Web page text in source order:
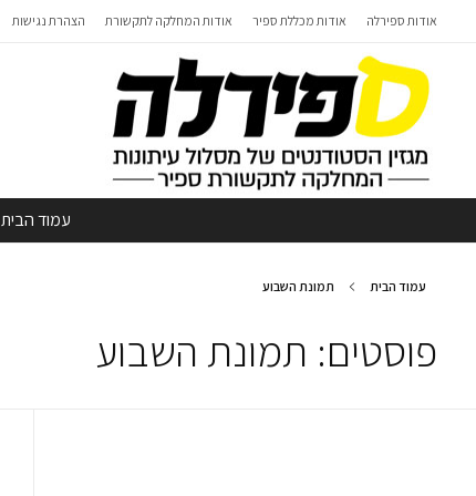
אודות ספירלה אודות מכללת ספיר אודות המחלקה לתקשורת הצהרת נגישות
עמוד הבית
עמוד הבית תמונת השבוע
פוסטים: תמונת השבוע